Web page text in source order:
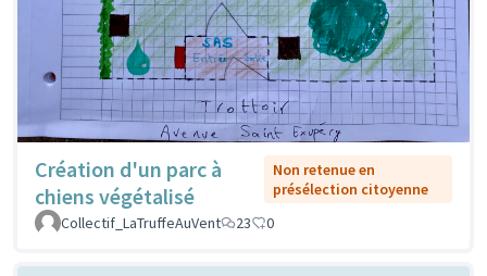
Création d'un parc à
chiens végétalisé
Non retenue en
présélection citoyenne
Collectif_LaTruffeAuVent
23 0